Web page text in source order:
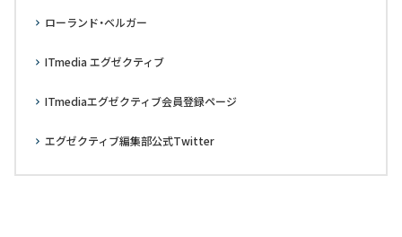
ローランド・ベルガー
ITmedia エグゼクティブ
ITmediaエグゼクティブ会員登録ページ
エグゼクティブ編集部公式Twitter